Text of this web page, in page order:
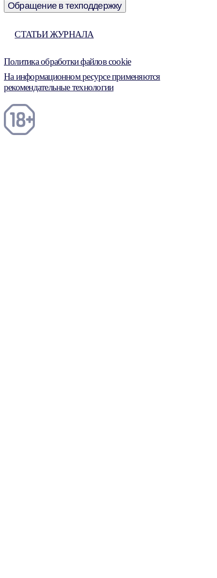
Обращение в техподдержку
СТАТЬИ ЖУРНАЛА
Политика обработки файлов cookie
На информационном ресурсе применяются
рекомендательные технологии